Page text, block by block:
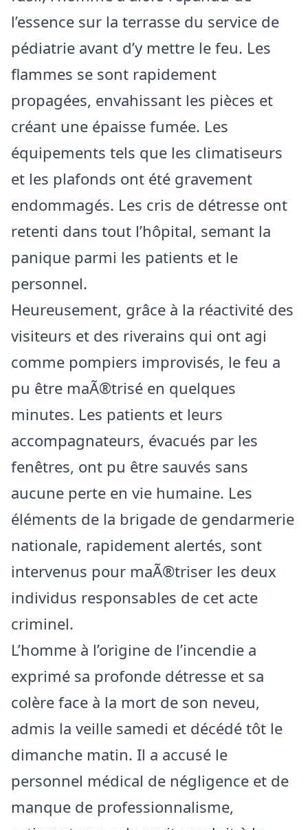
l’essence sur la terrasse du service de
pédiatrie avant d’y mettre le feu. Les
flammes se sont rapidement
propagées, envahissant les pièces et
créant une épaisse fumée. Les
équipements tels que les climatiseurs
et les plafonds ont été gravement
endommagés. Les cris de détresse ont
retenti dans tout l’hôpital, semant la
panique parmi les patients et le
personnel.
Heureusement, grâce à la réactivité des
visiteurs et des riverains qui ont agi
comme pompiers improvisés, le feu a
pu être maÃ®trisé en quelques
minutes. Les patients et leurs
accompagnateurs, évacués par les
fenêtres, ont pu être sauvés sans
aucune perte en vie humaine. Les
éléments de la brigade de gendarmerie
nationale, rapidement alertés, sont
intervenus pour maÃ®triser les deux
individus responsables de cet acte
criminel.
L’homme à l’origine de l’incendie a
exprimé sa profonde détresse et sa
colère face à la mort de son neveu,
admis la veille samedi et décédé tôt le
dimanche matin. Il a accusé le
personnel médical de négligence et de
manque de professionnalisme,